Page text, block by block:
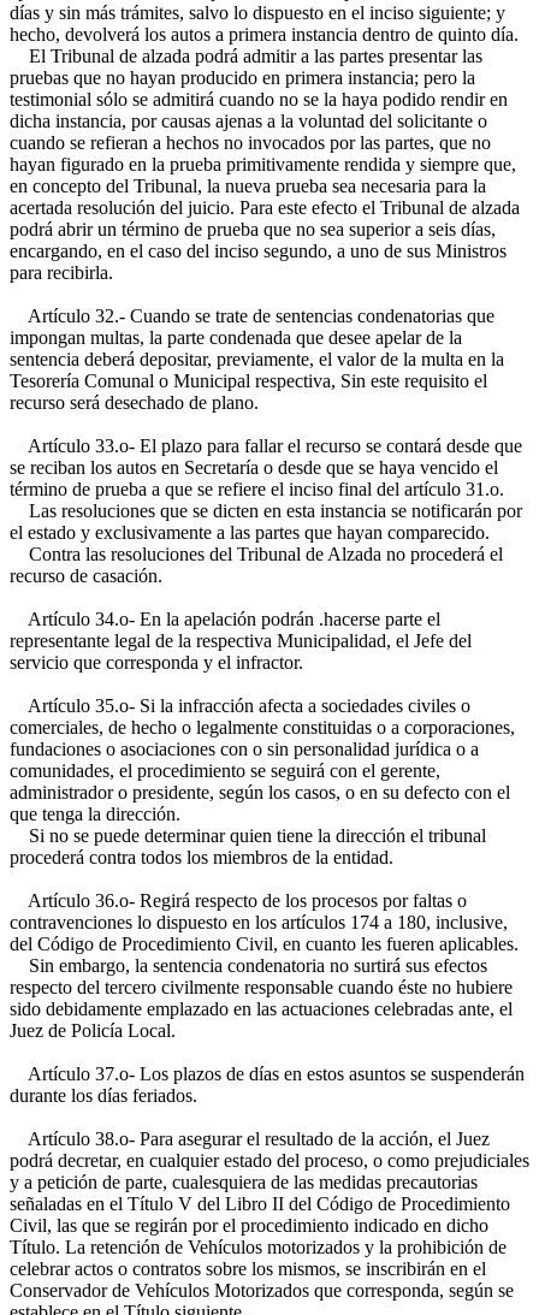
días y sin más trámites, salvo lo dispuesto en el inciso siguiente; y
hecho, devolverá los autos a primera instancia dentro de quinto día.
El Tribunal de alzada podrá admitir a las partes presentar las
pruebas que no hayan producido en primera instancia; pero la
testimonial sólo se admitirá cuando no se la haya podido rendir en
dicha instancia, por causas ajenas a la voluntad del solicitante o
cuando se refieran a hechos no invocados por las partes, que no
hayan figurado en la prueba primitivamente rendida y siempre que,
en concepto del Tribunal, la nueva prueba sea necesaria para la
acertada resolución del juicio. Para este efecto el Tribunal de alzada
podrá abrir un término de prueba que no sea superior a seis días,
encargando, en el caso del inciso segundo, a uno de sus Ministros
para recibirla.
Artículo 32.- Cuando se trate de sentencias condenatorias que
impongan multas, la parte condenada que desee apelar de la
sentencia deberá depositar, previamente, el valor de la multa en la
Tesorería Comunal o Municipal respectiva, Sin este requisito el
recurso será desechado de plano.
Artículo 33.o- El plazo para fallar el recurso se contará desde que
se reciban los autos en Secretaría o desde que se haya vencido el
término de prueba a que se refiere el inciso final del artículo 31.o.
Las resoluciones que se dicten en esta instancia se notificarán por
el estado y exclusivamente a las partes que hayan comparecido.
Contra las resoluciones del Tribunal de Alzada no procederá el
recurso de casación.
Artículo 34.o- En la apelación podrán .hacerse parte el
representante legal de la respectiva Municipalidad, el Jefe del
servicio que corresponda y el infractor.
Artículo 35.o- Si la infracción afecta a sociedades civiles o
comerciales, de hecho o legalmente constituidas o a corporaciones,
fundaciones o asociaciones con o sin personalidad jurídica o a
comunidades, el procedimiento se seguirá con el gerente,
administrador o presidente, según los casos, o en su defecto con el
que tenga la dirección.
Si no se puede determinar quien tiene la dirección el tribunal
procederá contra todos los miembros de la entidad.
Artículo 36.o- Regirá respecto de los procesos por faltas o
contravenciones lo dispuesto en los artículos 174 a 180, inclusive,
del Código de Procedimiento Civil, en cuanto les fueren aplicables.
Sin embargo, la sentencia condenatoria no surtirá sus efectos
respecto del tercero civilmente responsable cuando éste no hubiere
sido debidamente emplazado en las actuaciones celebradas ante, el
Juez de Policía Local.
Artículo 37.o- Los plazos de días en estos asuntos se suspenderán
durante los días feriados.
Artículo 38.o- Para asegurar el resultado de la acción, el Juez
podrá decretar, en cualquier estado del proceso, o como prejudiciales
y a petición de parte, cualesquiera de las medidas precautorias
señaladas en el Título V del Libro II del Código de Procedimiento
Civil, las que se regirán por el procedimiento indicado en dicho
Título. La retención de Vehículos motorizados y la prohibición de
celebrar actos o contratos sobre los mismos, se inscribirán en el
Conservador de Vehículos Motorizados que corresponda, según se